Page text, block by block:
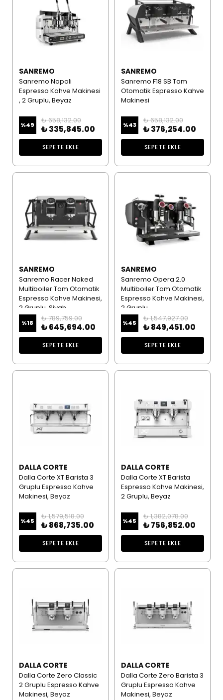
SANREMO
Sanremo Napoli
Espresso Kahve Makinesi
, 2 Gruplu, Beyaz
%49
₺ 658,132.00
₺ 335,845.00
SEPETE EKLE
SANREMO
Sanremo F18 SB Tam
Otomatik Espresso Kahve
Makinesi
%43
₺ 658,132.00
₺ 376,254.00
SEPETE EKLE
SANREMO
Sanremo Racer Naked
Multiboiler Tam Otomatik
Espresso Kahve Makinesi,
2 Gruplu, Siyah
%18
₺ 789,759.00
₺ 645,694.00
SEPETE EKLE
SANREMO
Sanremo Opera 2.0
Multiboiler Tam Otomatik
Espresso Kahve Makinesi,
2 Gruplu
%45
₺ 1,547,927.00
₺ 849,451.00
SEPETE EKLE
DALLA CORTE
Dalla Corte XT Barista 3
Gruplu Espresso Kahve
Makinesi, Beyaz
%45
₺ 1,579,518.00
₺ 868,735.00
SEPETE EKLE
DALLA CORTE
Dalla Corte XT Barista
Espresso Kahve Makinesi,
2 Gruplu, Beyaz
%45
₺ 1,382,078.00
₺ 756,852.00
SEPETE EKLE
DALLA CORTE
Dalla Corte Zero Classic
2 Gruplu Espresso Kahve
Makinesi, Beyaz
DALLA CORTE
Dalla Corte Zero Barista 3
Gruplu Espresso Kahve
Makinesi, Beyaz